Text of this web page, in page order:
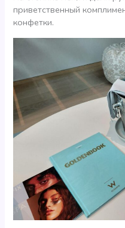
приветственный
конфетки.